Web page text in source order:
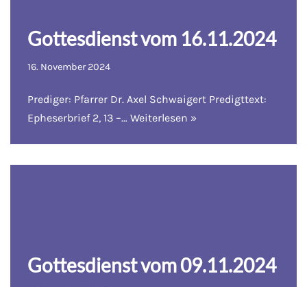
Gottesdienst vom 16.11.2024
16. November 2024
Prediger: Pfarrer Dr. Axel Schwaigert Predigttext:
Epheserbrief 2, 13 –… Weiterlesen »
Gottesdienst vom 09.11.2024